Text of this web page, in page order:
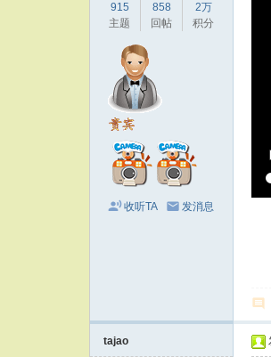
915
主题
858
回帖
2万
积分
收听TA 发消息
tajao